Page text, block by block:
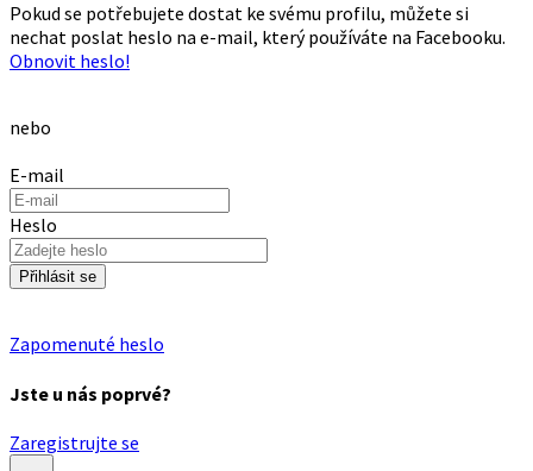
Pokud se potřebujete dostat ke svému profilu, můžete si
nechat poslat heslo na e-mail, který používáte na Facebooku.
Obnovit heslo!
nebo
E-mail
Heslo
Přihlásit se
Zapomenuté heslo
Jste u nás poprvé?
Zaregistrujte se